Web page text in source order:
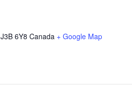
J3B 6Y8 Canada + Google Map